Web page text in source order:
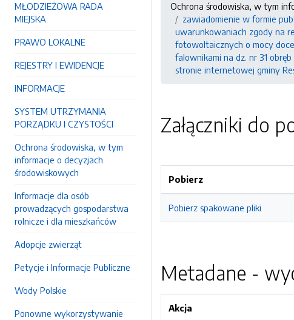
MŁODZIEŻOWA RADA
MIEJSKA
PRAWO LOKALNE
REJESTRY I EWIDENCJE
INFORMACJE
SYSTEM UTRZYMANIA
PORZĄDKU I CZYSTOŚCI
Ochrona środowiska, w tym
informacje o decyzjach
środowiskowych
Informacje dla osób
prowadzących gospodarstwa
rolnicze i dla mieszkańców
Adopcje zwierząt
Petycje i Informacje Publiczne
Wody Polskie
Ponowne wykorzystywanie
Ochrona środowiska, w tym
zawiadomienie w formie
uwarunkowaniach zgody na
fotowoltaicznych o mocy
falownikami na dz. nr 31
stronie internetowej gminy
Załączniki do
Pobierz
Pobierz spakowane pliki
Metadane -
Akcja